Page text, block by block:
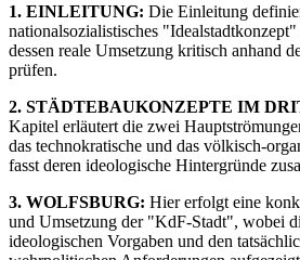
1. EINLEITUNG: Die Einleitung
nationalsozialistisches
dessen reale Umsetzung kritisch anhand
prüfen.
2. STÄDTEBAUKONZEPTE IM
Kapitel erläutert die zwei
das technokratische und das völkisch-
fasst deren ideologische Hintergründe
3. WOLFSBURG: Hier erfolgt eine
und Umsetzung der "KdF-Stadt", wobei
ideologischen Vorgaben und den